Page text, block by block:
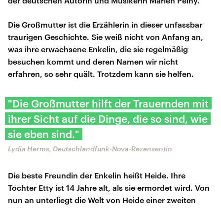
Die Großmutter ist die Erzählerin in dieser unfassbar
traurigen Geschichte. Sie weiß nicht von Anfang an,
was ihre erwachsene Enkelin, die sie regelmäßig
besuchen kommt und deren Namen wir nicht
erfahren, so sehr quält. Trotzdem kann sie helfen.
"Die Großmutter hilft der Trauernden mit
ihrer Sicht auf die Dinge, die so sind, wie
sie eben sind."
Lydia Herms, Deutschlandfunk-Nova-Rezensentin
Die beste Freundin der Enkelin heißt Heide. Ihre
Tochter Etty ist 14 Jahre alt, als sie ermordet wird. Von
nun an unterliegt die Welt von Heide einer zweiten